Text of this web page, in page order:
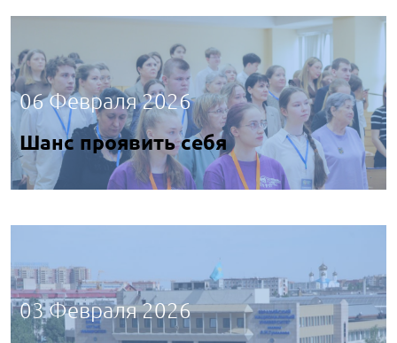
06 Февраля 2026
Шанс проявить себя
03 Февраля 2026